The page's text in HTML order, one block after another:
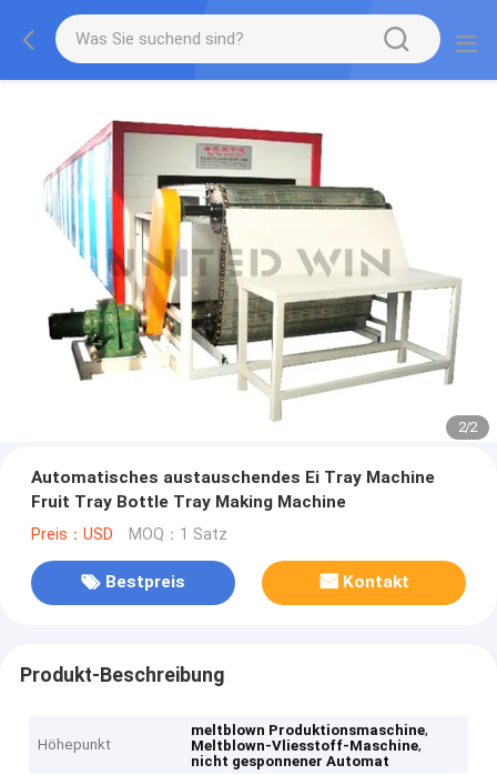
2/2
Automatisches austauschendes Ei Tray Machine
Fruit Tray Bottle Tray Making Machine
Preis：USD MOQ：1 Satz
Bestpreis Kontakt
Produkt-Beschreibung
Höhepunkt
meltblown Produktionsmaschine,
Meltblown-Vliesstoff-Maschine,
nicht gesponnener Automat